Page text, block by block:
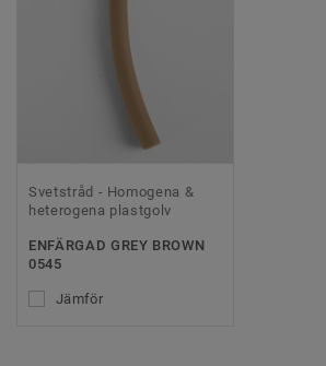
Svetstråd - Homogena &
heterogena plastgolv
ENFÄRGAD GREY BROWN
0545
Jämför